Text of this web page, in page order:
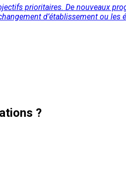
prioritaires. De nouveaux
d’établissement ou les
?